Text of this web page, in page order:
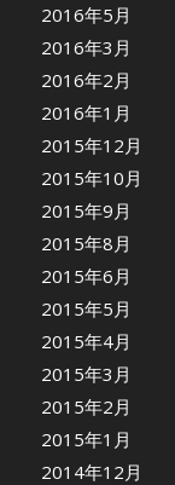
2016年5月
2016年3月
2016年2月
2016年1月
2015年12月
2015年10月
2015年9月
2015年8月
2015年6月
2015年5月
2015年4月
2015年3月
2015年2月
2015年1月
2014年12月